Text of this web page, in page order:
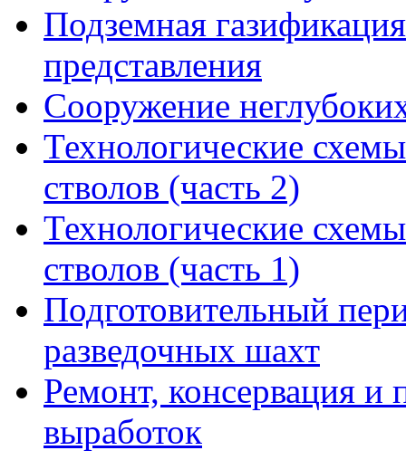
Подземная
представления
Сооружение
Технологические
стволов (часть 2)
Технологические
стволов (часть 1)
Подготовительный
разведочных шахт
Ремонт, консервация и
выработок